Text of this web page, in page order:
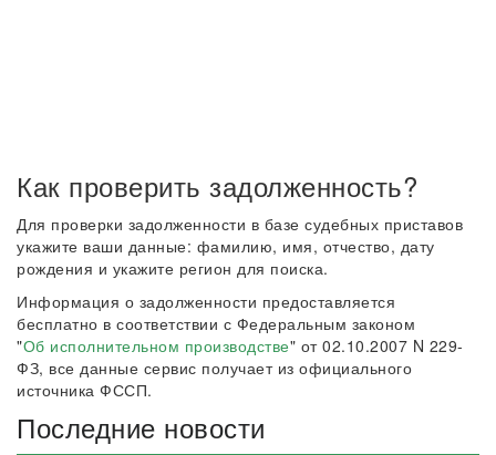
Как проверить задолженность?
Для проверки задолженности в базе судебных приставов
укажите ваши данные: фамилию, имя, отчество, дату
рождения и укажите регион для поиска.
Информация о задолженности предоставляется
бесплатно в соответствии с Федеральным законом
"Об исполнительном производстве" от 02.10.2007 N 229-
ФЗ, все данные сервис получает из официального
источника ФССП.
Последние новости